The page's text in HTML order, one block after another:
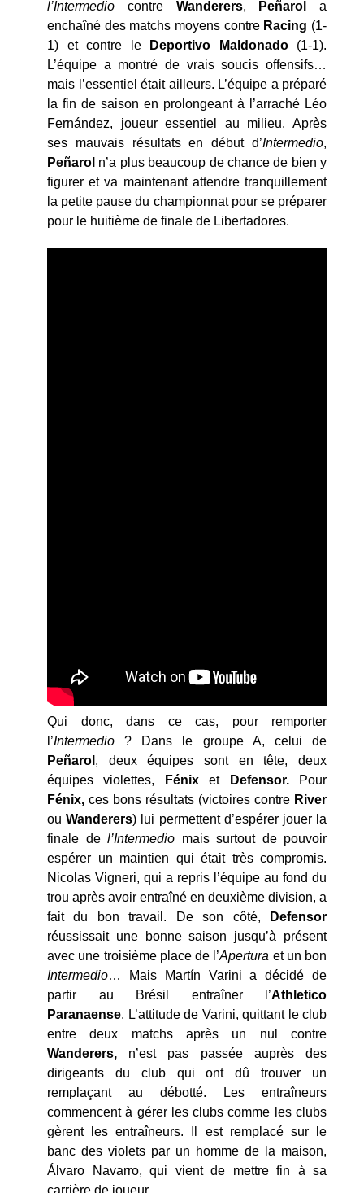
l’Intermedio contre Wanderers, Peñarol a
enchaîné des matchs moyens contre Racing (1-
1) et contre le
Deportivo Maldonado (1-1).
L’équipe a montré de vrais soucis offensifs…
mais l’essentiel était ailleurs. L’équipe a préparé
la fin de saison en prolongeant à l’arraché Léo
Fernández, joueur essentiel au milieu. Après
ses mauvais résultats en début d’Intermedio,
Peñarol n’a plus beaucoup de chance de bien y
figurer et va maintenant attendre tranquillement
la petite pause du championnat pour se préparer
pour le huitième de finale de Libertadores.
Qui donc, dans ce cas, pour remporter
l’Intermedio? Dans le groupe A, celui de
Peñarol , deux équipes sont en tête, deux
équipes violettes,
Fénixet Defensor.
Pour
Fénix, ces bons résultats (victoires contre River
ouWanderers) lui permettent d’espérer jouer la
finale de l’Intermedio mais surtout de pouvoir
espérer un maintien qui était très compromis.
Nicolas Vigneri, qui a repris l’équipe au fond du
trou après avoir entraîné en deuxième division, a
fait du bon travail. De son côté,
Defensor
réussissait une bonne saison jusqu’à présent
avec une troisième place de l’Apertura et un bon
Intermedio… Mais Martín Varini a décidé de
partir au Brésil entraîner l’Athletico
Paranaense. L’attitude de Varini, quittant le club
entre deux matchs après un nul contre
Wanderers, n’est pas passée auprès des
dirigeants du club qui ont dû trouver un
remplaçant au débotté.
Les entraîneurs
commencent à gérer les clubs comme les clubs
gèrent les entraîneurs. Il est remplacé sur le
banc des violets par un homme de la maison,
Álvaro Navarro, qui vient de mettre fin à sa